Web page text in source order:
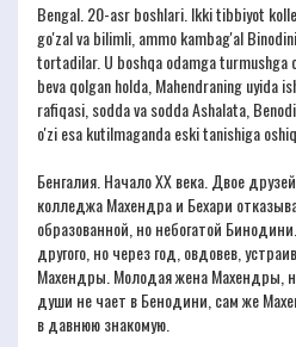
Bengal. 20-asr boshlari. Ikki tibbiyot
go'zal va bilimli, ammo kambag'al
tortadilar. U boshqa odamga turmushga
beva qolgan holda, Mahendraning uyida
rafiqasi, sodda va sodda Ashalata,
o'zi esa kutilmaganda eski tanishiga
Бенгалия. Начало XX века. Двое
колледжа Махендра и Бехари
образованной, но небогатой
другого, но через год, овдовев,
Махендры. Молодая жена Махендры,
души не чает в Бенодини, сам же
в давнюю знакомую.